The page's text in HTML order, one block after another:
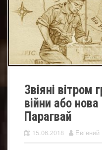
Звіяні вітром
війни або
Парагвай
15.06.2018